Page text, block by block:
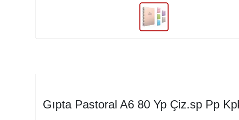
Gıpta Pastoral A6 80 Yp Çiz.sp Pp